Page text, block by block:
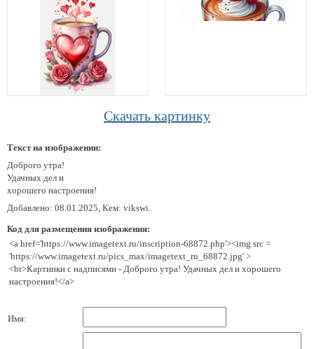
Скачать картинку
Текст на изображении:
Доброго утра!
Удачных дел и
хорошего настроения!
Добавлено: 08.01.2025, Кем: vikswi.
Код для размещения изображения:
<a href='https://www.imagetext.ru/inscription-68872.php'><img src =
'https://www.imagetext.ru/pics_max/imagetext_ru_68872.jpg' >
<br>Картинки с надписями - Доброго утра! Удачных дел и хорошего
настроения!</a>
Имя: